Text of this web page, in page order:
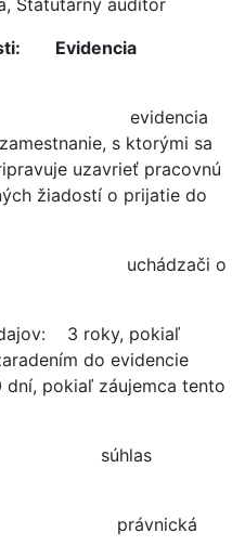
Štatutárny audítor
Evidencia
evidencia
s ktorými sa
uzavrieť pracovnú
žiadostí o prijatie do
uchádzači o
3 roky, pokiaľ
do evidencie
dní, pokiaľ záujemca tento
súhlas
právnická